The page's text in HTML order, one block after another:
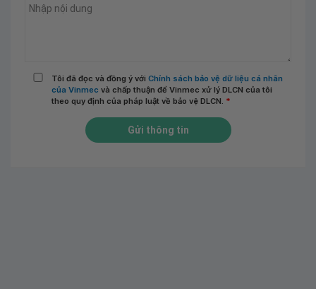
Tôi đã đọc và đồng ý với Chính sách bảo vệ dữ liệu cá nhân
của Vinmec và chấp thuận để Vinmec xử lý DLCN của tôi
theo quy định của pháp luật về bảo vệ DLCN. *
Gửi thông tin